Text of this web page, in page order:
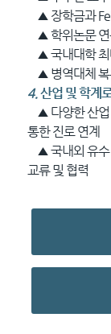
▲ 장학금과
▲ 학위논문 연
▲ 국내대학 최
▲ 병역대체 복
4.산업 및 학계
▲ 다양한 산업
통한 진로 연계
▲ 국내외 유수
교류 및 협력